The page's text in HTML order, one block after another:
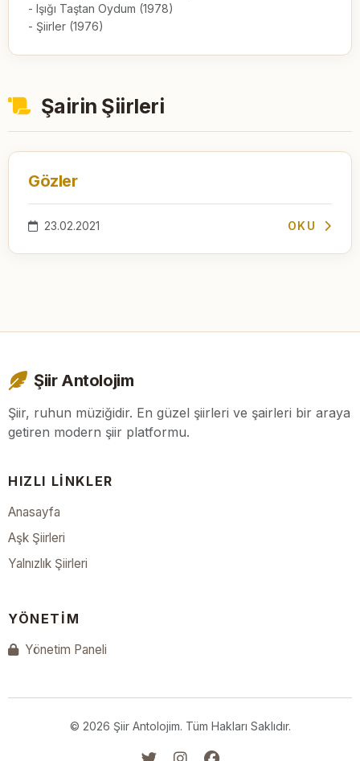
- Işığı Taştan Oydum (1978)
- Şiirler (1976)
Şairin Şiirleri
Gözler
23.02.2021 OKU
Şiir Antolojim
Şiir, ruhun müziğidir. En güzel şiirleri ve şairleri bir araya
getiren modern şiir platformu.
HIZLI LINKLER
Anasayfa
Aşk Şiirleri
Yalnızlık Şiirleri
YÖNETIM
Yönetim Paneli
© 2026 Şiir Antolojim. Tüm Hakları Saklıdır.